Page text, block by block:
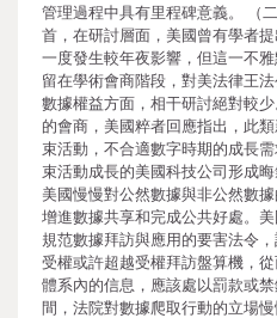
管理過程中具有里程碑意義。 （
首，在研討層面，美國曾有學者
一度發生較年夜影響，但這一不
留在學術會商階段，對美法律王
數據權益方面，相干研討絕對較
的會商，美國粹者回應指出，此
束活動，不合適數字時期的成長
束活動成長的美國科技公司形成
美國慢慢對公然數據與非公然數
增進數據共享和完成公共好處。
規范數據拜訪與應用的要害法令
受權或許超越受權拜訪盤算機，
體系內的信息，應該處以罰款或
間，法院對數據爬取行動的立場